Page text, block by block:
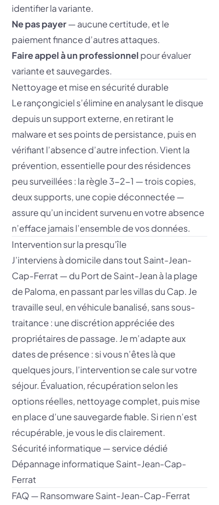
identifier la variante.
Ne pas payer— aucune certitude, et le
paiement finance d’autres attaques.
Faire appel à un professionnel pour évaluer
variante et sauvegardes.
Nettoyage et mise en sécurité durable
Le rançongiciel s’élimine en analysant le disque
depuis un support externe, en retirant le
malware et ses points de persistance, puis en
vérifiant l’absence d’autre infection. Vient la
prévention, essentielle pour des résidences
peu surveillées : la règle 3-2-1 — trois copies,
deux supports, une copie déconnectée —
assure qu’un incident survenu en votre absence
n’efface jamais l’ensemble de vos données.
Intervention sur la presqu’île
J’interviens à domicile dans tout Saint-Jean-
Cap-Ferrat — du Port de Saint-Jean à la plage
de Paloma, en passant par les villas du Cap. Je
travaille seul, en véhicule banalisé, sans sous-
traitance : une discrétion appréciée des
propriétaires de passage. Je m’adapte aux
dates de présence : si vous n’êtes là que
quelques jours, l’intervention se cale sur votre
séjour. Évaluation, récupération selon les
options réelles, nettoyage complet, puis mise
en place d’une sauvegarde fiable. Si rien n’est
récupérable, je vous le dis clairement.
Sécurité informatique — service dédié
Dépannage informatique Saint-Jean-Cap-
Ferrat
FAQ — Ransomware Saint-Jean-Cap-Ferrat